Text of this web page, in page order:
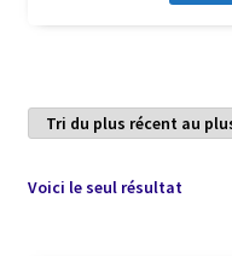
Voici le seul résultat